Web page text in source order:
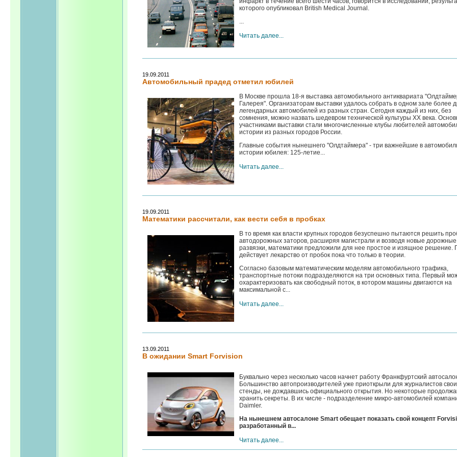
которого опубликовал British Medical Journal.
...
Читать далее...
19.09.2011
Автомобильный прадед отметил юбилей
В Москве прошла 18-я выставка автомобильного антиквариата
Галерея". Организаторам выставки удалось собрать в одном зале более
легендарных автомобилей из разных стран. Сегодня каждый из них, без
сомнения, можно назвать шедевром технической культуры XX века.
участниками выставки стали многочисленные клубы любителей
истории из разных городов России.
Главные события нынешнего "Олдтаймера" - три важнейшие в
истории юбилея: 125-летие...
Читать далее...
19.09.2011
Математики рассчитали, как вести себя в пробках
В то время как власти крупных городов безуспешно пытаются решить
автодорожных заторов, расширяя магистрали и возводя новые дорожные
развязки, математики предложили для нее простое и изящное решение.
действует лекарство от пробок пока что только в теории.
Согласно базовым математическим моделям автомобильного трафика,
транспортные потоки подразделяются на три основных типа. Первый
охарактеризовать как свободный поток, в котором машины двигаются на
максимальной с...
Читать далее...
13.09.2011
В ожидании Smart Forvision
Буквально через несколько часов начнет работу Франкфуртский
Большинство автопроизводителей уже приоткрыли для журналистов свои
стенды, не дождавшись официального открытия. Но некоторые
хранить секреты. В их числе - подразделение микро-автомобилей
Daimler.
На нынешнем автосалоне Smart обещает показать свой концепт
разработанный в...
Читать далее...